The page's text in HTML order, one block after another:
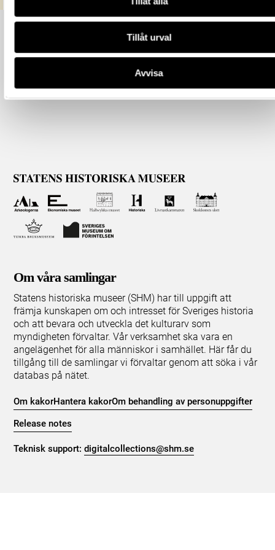
Tillåt urval
Avvisa
Om våra samlingar
Statens historiska museer (SHM) har till uppgift att
främja kunskapen om och intresset för Sveriges historia
och att bevara och utveckla det kulturarv som
myndigheten förvaltar. Vår verksamhet ska vara en
angelägenhet för alla människor i samhället. Här får du
tillgång till de samlingar vi förvaltar genom att söka i vår
databas på nätet.
Om kakorHantera kakorOm behandling av personuppgifter
Release notes
Teknisk support:digitalcollections@shm.se